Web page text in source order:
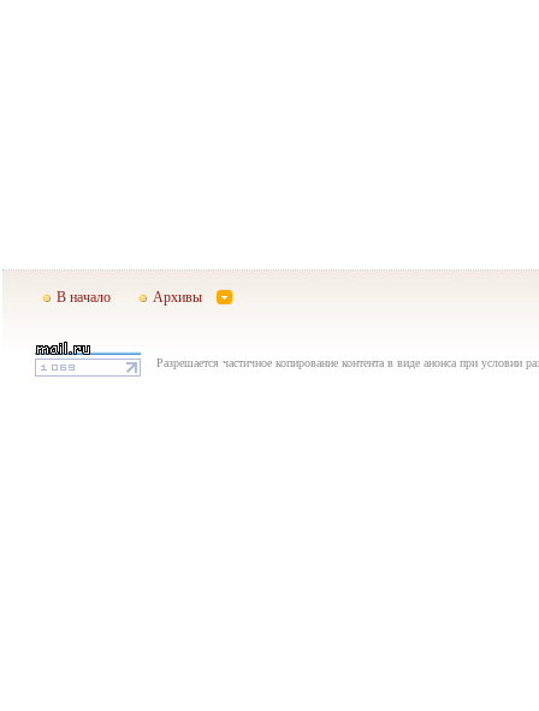
В начало Архивы
Разрешается частичное копирование контента в виде анонса при условии